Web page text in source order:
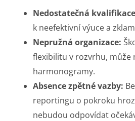
Nedostatečná
k neefektivní výuce a
Nepružná organizace:
flexibilitu v rozvrhu, může
harmonogramy.
Absence zpětné vazby:
reportingu o pokroku
nebudou odpovídat